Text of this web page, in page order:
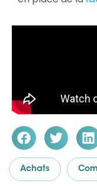
Achats